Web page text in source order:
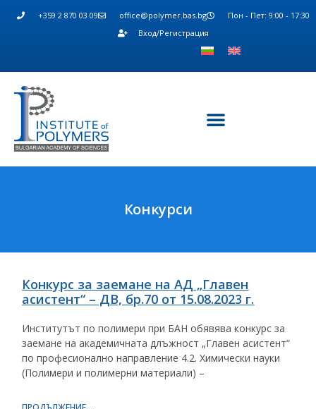
+359 2 870 03 09 office@polymer.bas.bg
Пон - Пет: 9:00 - 17:30
Вход/Регистрация
Конкурси
Конкурс за заемане на АД „Главен
асистент“ – ДВ, бр.70 от 15.08.2023 г.
Институтът по полимери при БАН обявява конкурс за
заемане на академичната длъжност „Главен асистент“
по професионално направление 4.2. Химически науки
(Полимери и полимерни материали) –